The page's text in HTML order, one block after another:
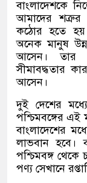
বাংলাদেশকে
আমাদের
কঠোর হতে
অনেক মানুষ
আসেন। তার
সীমাবদ্ধতার
আসেন।
দুই দেশের
পশ্চিমবঙ্গের এই
বাংলাদেশের
লাভবান হবে।
পশ্চিমবঙ্গ থেকে
পণ্য সেখানে